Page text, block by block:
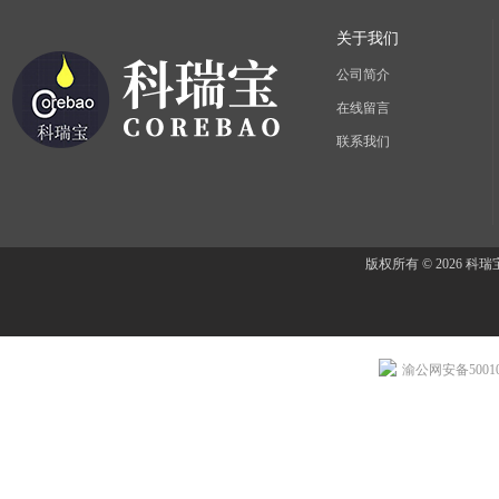
关于我们
公司简介
在线留言
联系我们
版权所有 © 2026 科
渝公网安备